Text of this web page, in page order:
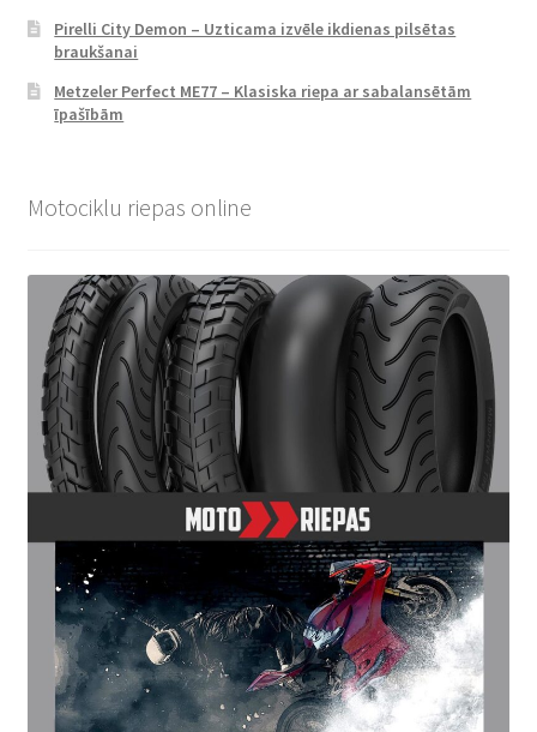
Pirelli City Demon – Uzticama izvēle ikdienas pilsētas
braukšanai
Metzeler Perfect ME77 – Klasiska riepa ar sabalansētām
īpašībām
Motociklu riepas online